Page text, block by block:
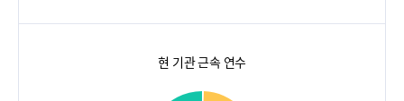
현 기관 근속 연수